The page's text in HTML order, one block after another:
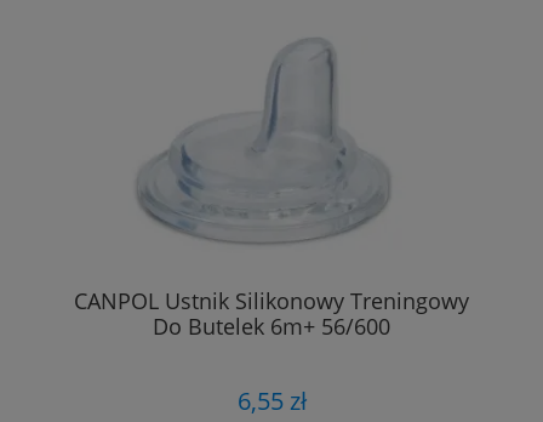
CANPOL Ustnik Silikonowy Treningowy
Do Butelek 6m+ 56/600
6,55 zł